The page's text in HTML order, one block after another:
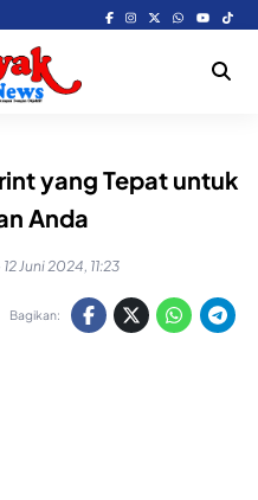
yang Tepat untuk
Anda
12 Juni 2024, 11:23
Bagikan: